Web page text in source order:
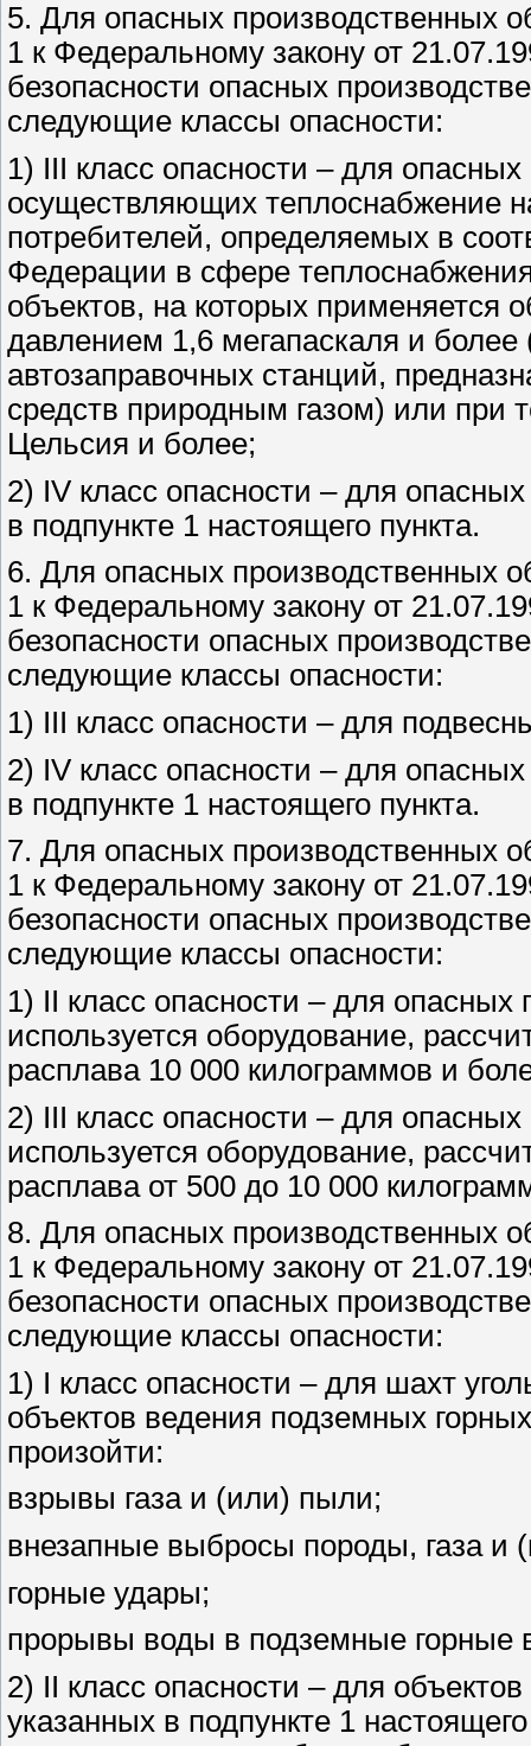
5. Для опасных производственных
1 к Федеральному закону от
безопасности опасных
следующие классы опасности:
1) III класс опасности – для
осуществляющих теплоснабжение
потребителей, определяемых в
Федерации в сфере
объектов, на которых
давлением 1,6 мегапаскаля и
автозаправочных станций,
средств природным газом) или при
Цельсия и более;
2) IV класс опасности – для
в подпункте 1 настоящего пункта.
6. Для опасных производственных
1 к Федеральному закону от
безопасности опасных
следующие классы опасности:
1) III класс опасности – для
2) IV класс опасности – для
в подпункте 1 настоящего пункта.
7. Для опасных производственных
1 к Федеральному закону от
безопасности опасных
следующие классы опасности:
1) II класс опасности – для опасных
используется оборудование,
расплава 10 000 килограммов и
2) III класс опасности – для
используется оборудование,
расплава от 500 до 10 000
8. Для опасных производственных
1 к Федеральному закону от
безопасности опасных
следующие классы опасности:
1) I класс опасности – для шахт
объектов ведения подземных
произойти:
взрывы газа и (или) пыли;
внезапные выбросы породы, газа и
горные удары;
прорывы воды в подземные горные
2) II класс опасности – для
указанных в подпункте 1